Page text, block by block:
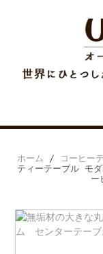
ホーム / コーヒー
ティーテーブル モ
ー